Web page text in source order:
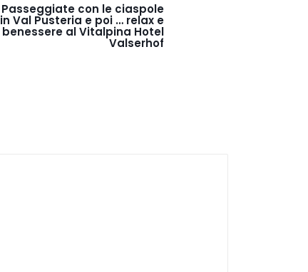
Passeggiate con le ciaspole
in Val Pusteria e poi … relax e
benessere al Vitalpina Hotel
Valserhof